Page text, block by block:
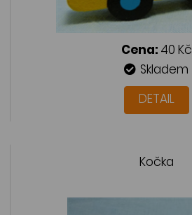
Cena: 40 Kč
Skladem
DETAIL
Kočka